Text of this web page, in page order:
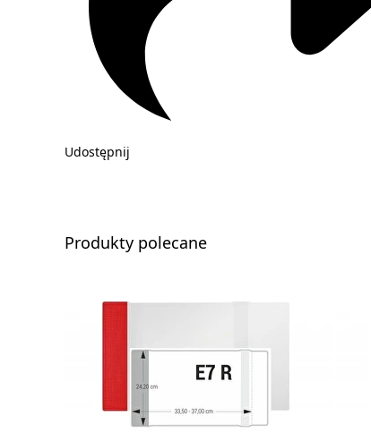
Udostępnij
Produkty polecane